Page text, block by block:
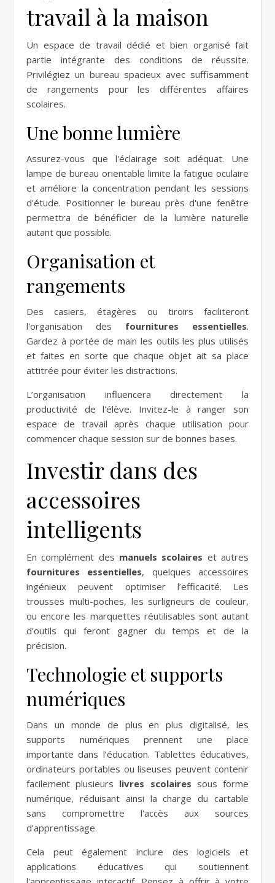
travail à la maison
Un espace de travail dédié et bien organisé fait
partie intégrante des conditions de réussite.
Privilégiez un bureau spacieux avec suffisamment
de rangements pour les différentes affaires
scolaires.
Une bonne lumière
Assurez-vous que l'éclairage soit adéquat. Une
lampe de bureau orientable limite la fatigue oculaire
et améliore la concentration pendant les sessions
d'étude. Positionner le bureau près d'une fenêtre
permettra de bénéficier de la lumière naturelle
autant que possible.
Organisation et
rangements
Des casiers, étagères ou tiroirs faciliteront
l'organisation des fournitures essentielles.
Gardez à portée de main les outils les plus utilisés
et faites en sorte que chaque objet ait sa place
attitrée pour éviter les distractions.
L’organisation influencera directement la
productivité de l'élève. Invitez-le à ranger son
espace de travail après chaque utilisation pour
commencer chaque session sur de bonnes bases.
Investir dans des
accessoires
intelligents
En complément des manuels scolaires et autres
fournitures essentielles, quelques accessoires
ingénieux peuvent optimiser l’efficacité. Les
trousses multi-poches, les surligneurs de couleur,
ou encore les marquettes réutilisables sont autant
d’outils qui feront gagner du temps et de la
précision.
Technologie et supports
numériques
Dans un monde de plus en plus digitalisé, les
supports numériques prennent une place
importante dans l’éducation. Tablettes éducatives,
ordinateurs portables ou liseuses peuvent contenir
facilement plusieurs livres scolaires sous forme
numérique, réduisant ainsi la charge du cartable
sans compromettre l'accès aux sources
d’apprentissage.
Cela peut également inclure des logiciels et
applications éducatives qui soutiennent